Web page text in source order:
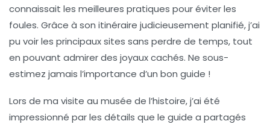
connaissait les meilleures pratiques pour éviter les
foules. Grâce à son itinéraire judicieusement planifié, j’ai
pu voir les principaux sites sans perdre de temps, tout
en pouvant admirer des joyaux cachés. Ne sous-
estimez jamais l’importance d’un bon guide !
Lors de ma visite au musée de l’histoire, j’ai été
impressionné par les détails que le guide a partagés